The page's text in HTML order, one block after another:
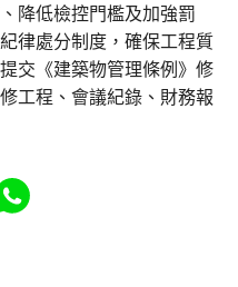
降低檢控門檻及加強罰
律處分制度，確保工程質
交《建築物管理條例》修
工程、會議紀錄、財務報
to Facebook
Share to WhatsApp